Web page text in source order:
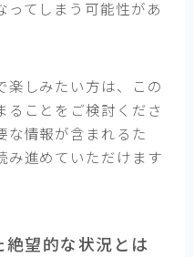
ってしまう可能性があ
楽しみたい方は、この
ることをご検討くださ
な情報が含まれるた
み進めていただけます
望的な状況とは